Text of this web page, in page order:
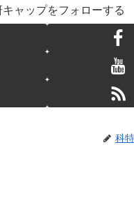
ャップをフォローする
科